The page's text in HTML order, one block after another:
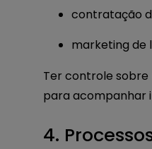
contratação
marketing de
Ter controle sobre
para acompanhar
4.